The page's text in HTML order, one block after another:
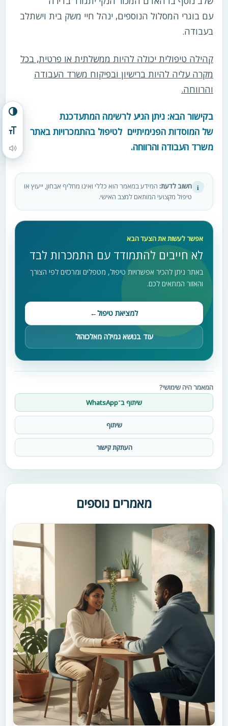
הפעל/כבה ניגודיות גבוהה
מתג גודל גופן
הקראת תוכן העמוד
עם בוגרי המסלול הנוספים, ינהל חיי משק בית וישתלב
בעבודה.
קהילה טיפולית יכולה להיות ממשלתית או פרטית, בכל
מקרה עליה להיות ברישיון ובפיקוח משרד העבודה
והרווחה.
בקישור הבא: ניתן הגיע לרשימה המתעדכנת
של המוסדות הפנימיתיים לטיפול בהתמכרויות באתר
משרד העבודה והרווחה.
i חשוב לדעת: המידע במאמר הוא כללי ואינו מחליף אבחון, ייעוץ או
טיפול מקצועי המותאם למצב האישי.
אפשר לעשות את הצעד הבא
לא חייבים להתמודד עם התמכרות לבד
באתר ניתן להכיר אפשרויות טיפול, מטפלים ומרכזים לפי הצורך
והאזור המתאים לכם.
למציאת טיפול←
עוד בנושא גמילה מאלכוהול
המאמר היה שימושי?
שיתוף ב־WhatsApp
שיתוף
העתקת קישור
מאמרים נוספים